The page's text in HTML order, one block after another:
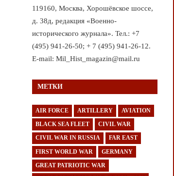
119160, Москва, Хорошёвское шоссе,
д. 38д, редакция «Военно-
исторического журнала». Тел.: +7
(495) 941-26-50; + 7 (495) 941-26-12.
E-mail: Mil_Hist_magazin@mail.ru
МЕТКИ
AIR FORCE ARTILLERY AVIATION
BLACK SEA FLEET CIVIL WAR
CIVIL WAR IN RUSSIA FAR EAST
FIRST WORLD WAR GERMANY
GREAT PATRIOTIC WAR